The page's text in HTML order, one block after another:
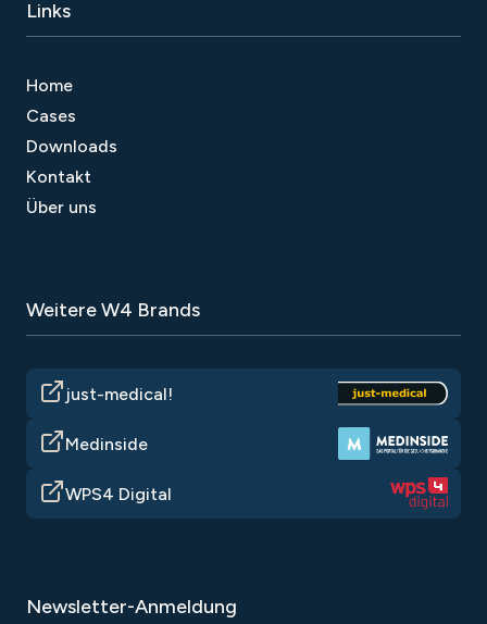
Links
Home
Cases
Downloads
Kontakt
Über uns
Weitere W4 Brands
just-medical!
Medinside
WPS4 Digital
Newsletter-Anmeldung